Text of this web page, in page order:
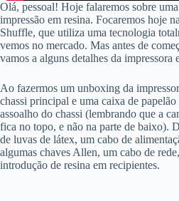
Olá, pessoal! Hoje falaremos sobre
impressão em resina. Focaremos hoje na
Shuffle, que utiliza uma tecnologia
vemos no mercado. Mas antes de
vamos a alguns detalhes da impressora
Ao fazermos um unboxing da
chassi principal e uma caixa de
assoalho do chassi (lembrando que a
fica no topo, e não na parte de baixo).
de luvas de látex, um cabo de
algumas chaves Allen, um cabo de
introdução de resina em recipientes.